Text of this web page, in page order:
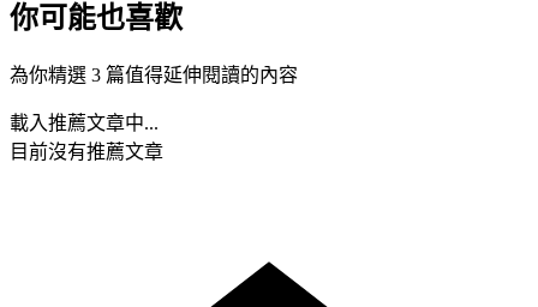
你可能也喜歡
為你精選 3 篇值得延伸閱讀的內容
載入推薦文章中...
目前沒有推薦文章